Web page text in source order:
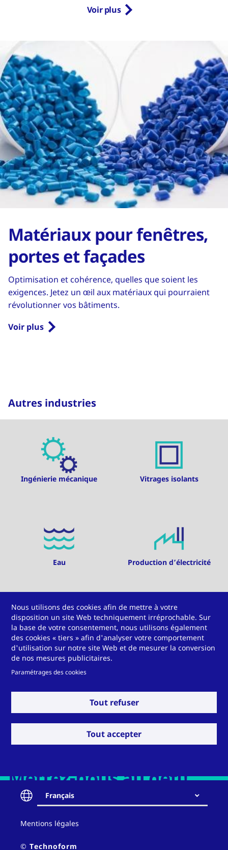
Voir plus
Matériaux pour fenêtres,
portes et façades
Optimisation et cohérence, quelles que soient les
exigences. Jetez un œil aux matériaux qui pourraient
révolutionner vos bâtiments.
Voir plus
Autres industries
Ingénierie mécanique Vitrages isolants
Eau Production d’électricité
HVAC Récupération de chaleur
Ingénierie électrique Véhicules ferroviaires
Mettez-nous au défi!
Nous utilisons des cookies afin de mettre à votre
disposition un site Web techniquement irréprochable. Sur
la base de votre consentement, nous utilisons également
des cookies « tiers » afin d'analyser votre comportement
d'utilisation sur notre site Web et de mesurer la conversion
de nos mesures publicitaires.
Paramétrages des cookies
Tout refuser
Tout accepter
Français
Contact
and
Mentions légales
© Technoform